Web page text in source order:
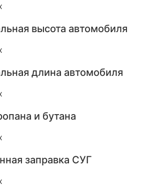
высота автомобиля
длина автомобиля
и бутана
заправка СУГ